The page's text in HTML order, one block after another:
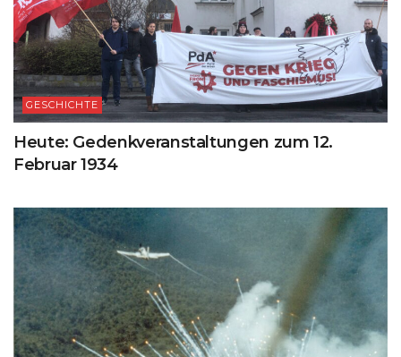
GESCHICHTE
Heute: Gedenkveranstaltungen zum 12.
Februar 1934